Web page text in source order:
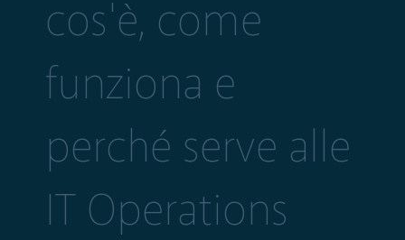
cos'è, come
funziona e
perché serve alle
IT Operations